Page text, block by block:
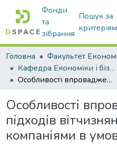
Фонди
та
зібрання
Пошук за
Головна
Кафедра Економіки і бізнесу
Особливості впровадження ESG-підходів вітчизняними компаніями в умовах війни
Особливості
підходів
компаніями в